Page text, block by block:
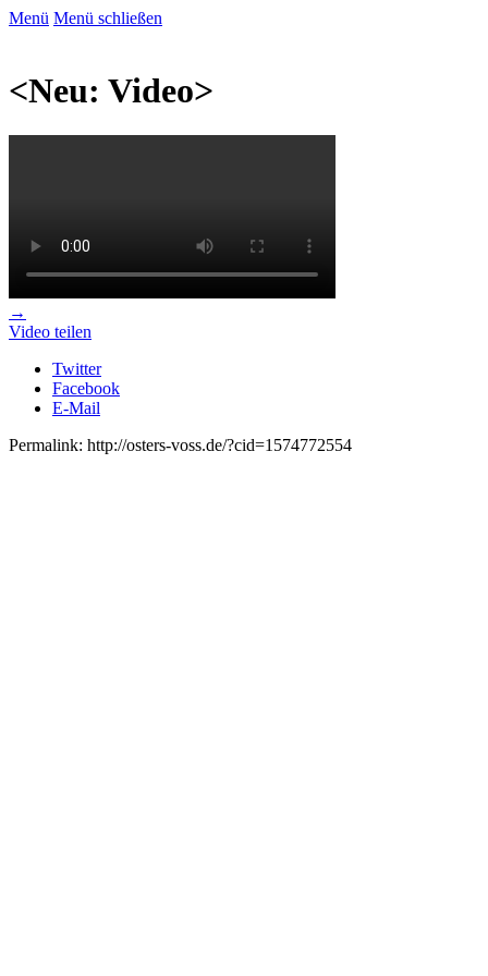
Menü Menü schließen
<Neu: Video>
→
Video teilen
Twitter
Facebook
E-Mail
Permalink: http://osters-voss.de/?cid=1574772554